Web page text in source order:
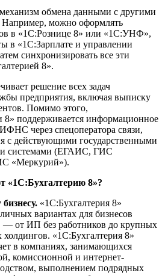
обмена данными с другими
можно оформлять
в «1С:Рознице 8» или «1С:УНФ»,
в «1С:Зарплате и управлении
синхронизировать все эти
8».
решение всех задач
предприятия, включая выписку
Помимо этого,
8» поддерживается информационное
через спецоператора связи,
с действующими государственными
системами (ЕГАИС, ГИС
«Меркурий»).
«1С:Бухгалтерию 8»?
«1С:Бухгалтерия 8»
вариантах для бизнесов
— от ИП без работников до крупных
«1С:Бухгалтерия 8»
в компаниях, занимающихся
комиссионной и интернет-
выполнением подрядных